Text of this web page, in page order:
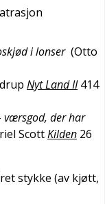
i lonser (Otto
Nyt Land II 414
værsgod, der har
ScottKilden 26
stykke (av kjøtt,